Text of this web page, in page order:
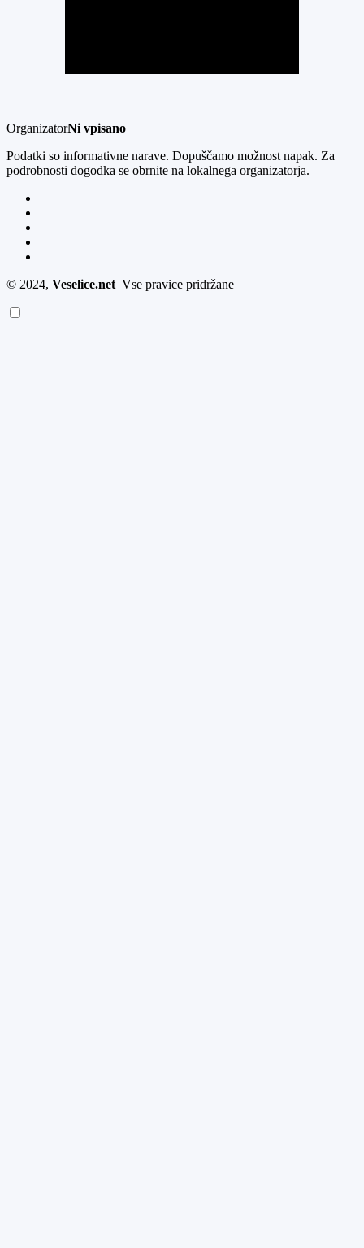
OrganizatorNi vpisano
Podatki so informativne narave. Dopuščamo možnost napak. Za
podrobnosti dogodka se obrnite na lokalnega organizatorja.
© 2024, Veselice.net Vse pravice pridržane